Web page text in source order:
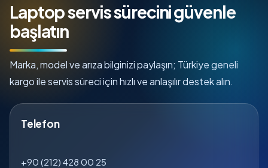
Laptop servis sürecini güvenle
başlatın
Marka, model ve arıza bilginizi paylaşın; Türkiye geneli
kargo ile servis süreci için hızlı ve anlaşılır destek alın.
Telefon
+90 (212) 428 00 25